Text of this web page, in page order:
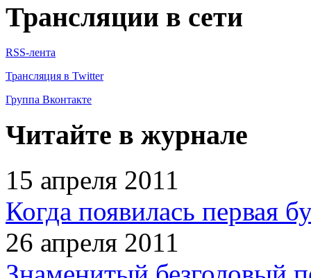
Трансляции в сети
RSS-лента
Трансляция в Twitter
Группа Вконтакте
Читайте в журнале
15 апреля 2011
Когда появилась первая
26 апреля 2011